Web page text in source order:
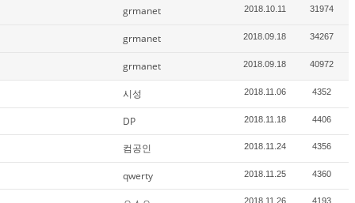
grmanet 2018.10.11 31974
grmanet 2018.09.18 34267
grmanet 2018.09.18 40972
시성 2018.11.06 4352
DP 2018.11.18 4406
컴공인 2018.11.24 4356
qwerty 2018.11.25 4360
2018.11.26 4193